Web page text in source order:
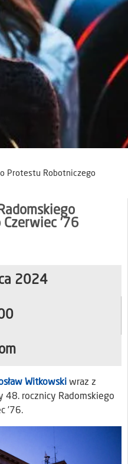
Protestu Robotniczego
’76
2024
Witkowski wraz z
48. rocznicy Radomskiego
’76.